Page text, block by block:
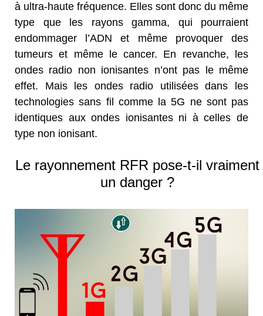
à ultra-haute fréquence. Elles sont donc du même
type que les rayons gamma, qui pourraient
endommager l’ADN et même provoquer des
tumeurs et même le cancer. En revanche, les
ondes radio non ionisantes n’ont pas le même
effet. Mais les ondes radio utilisées dans les
technologies sans fil comme la 5G ne sont pas
identiques aux ondes ionisantes ni à celles de
type non ionisant.
Le rayonnement RFR pose-t-il vraiment
un danger ?